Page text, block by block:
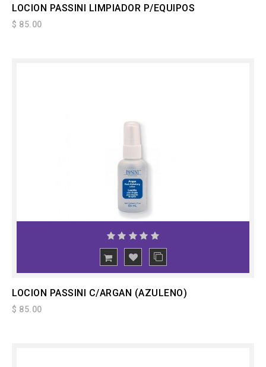
LOCION PASSINI LIMPIADOR P/EQUIPOS
$ 85.00
LOCION PASSINI C/ARGAN (AZULENO)
$ 85.00